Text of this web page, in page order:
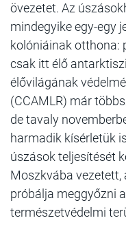
övezetet. Az
mindegyike egy-egy
kolóniáinak otthona:
csak itt élő
élővilágának
(CCAMLR) már
de tavaly
harmadik kísérletük
úszások teljesítését
Moszkvába vezetett,
próbálja meggyőzni
természetvédelmi